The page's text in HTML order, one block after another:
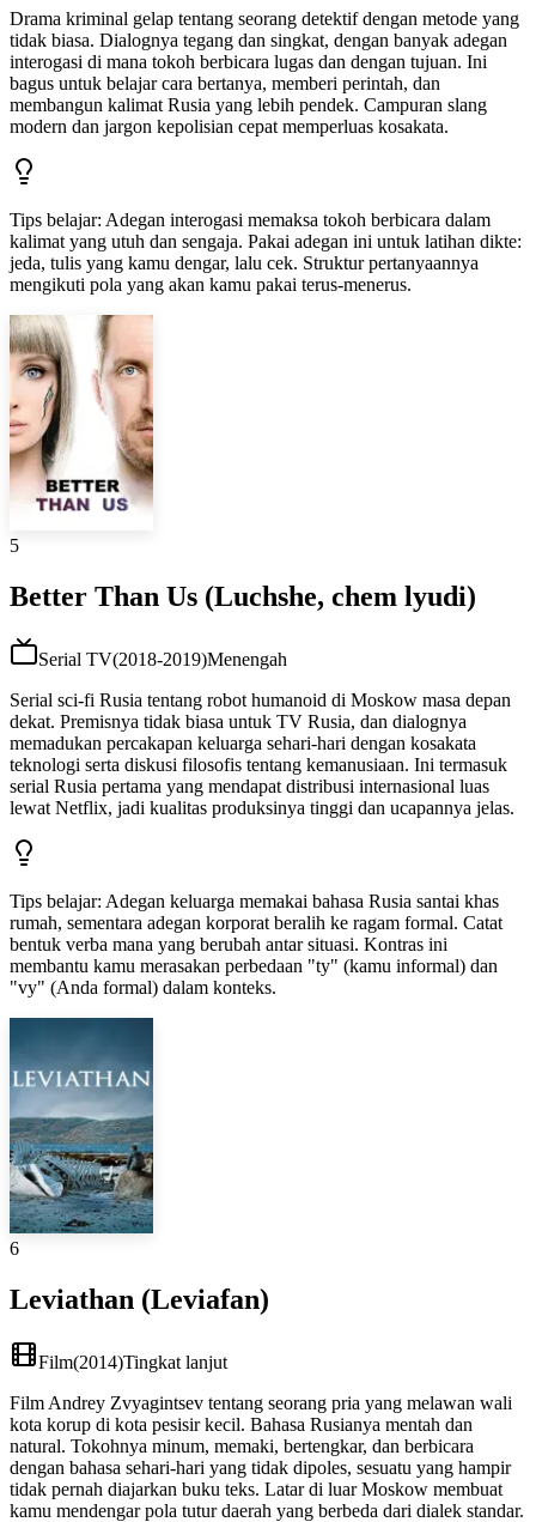
Drama kriminal gelap tentang seorang detektif dengan metode yang
tidak biasa. Dialognya tegang dan singkat, dengan banyak adegan
interogasi di mana tokoh berbicara lugas dan dengan tujuan. Ini
bagus untuk belajar cara bertanya, memberi perintah, dan
membangun kalimat Rusia yang lebih pendek. Campuran slang
modern dan jargon kepolisian cepat memperluas kosakata.
Tips belajar: Adegan interogasi memaksa tokoh berbicara dalam
kalimat yang utuh dan sengaja. Pakai adegan ini untuk latihan dikte:
jeda, tulis yang kamu dengar, lalu cek. Struktur pertanyaannya
mengikuti pola yang akan kamu pakai terus-menerus.
5
Better Than Us (Luchshe, chem lyudi)
Serial TV(2018-2019)Menengah
Serial sci-fi Rusia tentang robot humanoid di Moskow masa depan
dekat. Premisnya tidak biasa untuk TV Rusia, dan dialognya
memadukan percakapan keluarga sehari-hari dengan kosakata
teknologi serta diskusi filosofis tentang kemanusiaan. Ini termasuk
serial Rusia pertama yang mendapat distribusi internasional luas
lewat Netflix, jadi kualitas produksinya tinggi dan ucapannya jelas.
Tips belajar: Adegan keluarga memakai bahasa Rusia santai khas
rumah, sementara adegan korporat beralih ke ragam formal. Catat
bentuk verba mana yang berubah antar situasi. Kontras ini
membantu kamu merasakan perbedaan "ty" (kamu informal) dan
"vy" (Anda formal) dalam konteks.
6
Leviathan (Leviafan)
Film(2014)Tingkat lanjut
Film Andrey Zvyagintsev tentang seorang pria yang melawan wali
kota korup di kota pesisir kecil. Bahasa Rusianya mentah dan
natural. Tokohnya minum, memaki, bertengkar, dan berbicara
dengan bahasa sehari-hari yang tidak dipoles, sesuatu yang hampir
tidak pernah diajarkan buku teks. Latar di luar Moskow membuat
kamu mendengar pola tutur daerah yang berbeda dari dialek standar.